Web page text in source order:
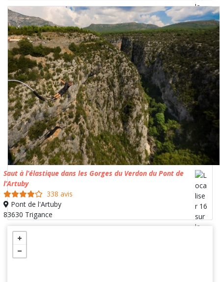
Saut à l’élastique dans les Gorges du Verdon du Pont de
l’Artuby
338 avis
Pont de l'Artuby
83630 Trigance